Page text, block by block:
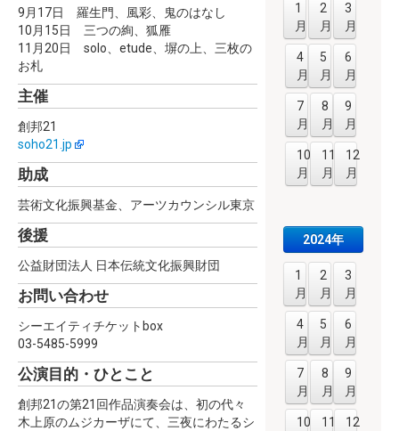
9月17日 羅生門、風彩、鬼のはなし
10月15日 三つの絢、狐雁
11月20日 solo、etude、塀の上、三枚の
お札
主催
創邦21
soho21.jp
助成
芸術文化振興基金、アーツカウンシル東京
後援
公益財団法人 日本伝統文化振興財団
お問い合わせ
シーエイティチケットbox
03-5485-5999
公演目的・ひとこと
創邦21の第21回作品演奏会は、初の代々
木上原のムジカーザにて、三夜にわたるシ
1
月
2
月
3
月
4
月
5
月
6
月
7
月
8
月
9
月
10
月
11
月
12
月
2024年
1
月
2
月
3
月
4
月
5
月
6
月
7
月
8
月
9
月
10
11
12